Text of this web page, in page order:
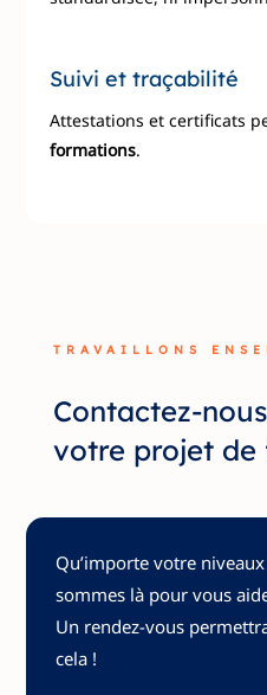
Suivi et traçabilité
Attestations et certificats
formations.
TRAVAILLONS
Contactez-
votre projet
Qu’importe votre
sommes là pour vous
Un rendez-vous
cela !